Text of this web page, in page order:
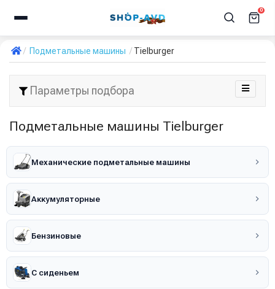
0
Подметальные машины Tielburger
Параметры подбора
Подметальные машины Tielburger
Механические подметальные машины
Аккумуляторные
Бензиновые
С сиденьем